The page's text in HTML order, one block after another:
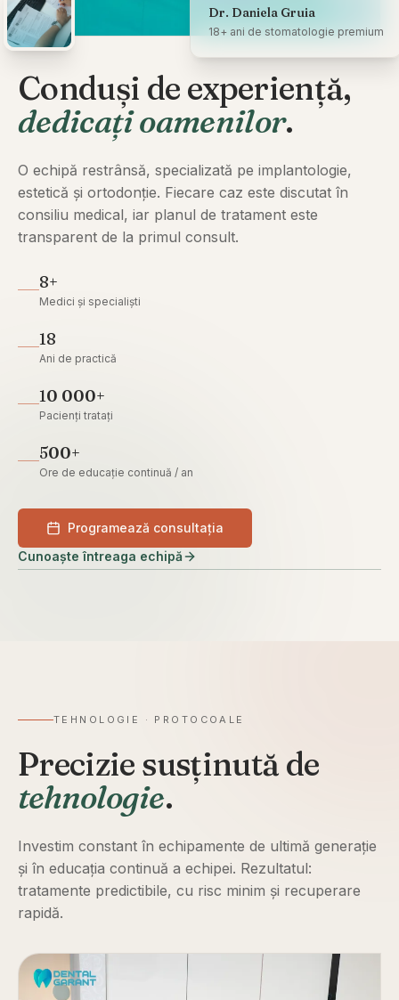
Dr. Daniela Gruia
18+ ani de stomatologie premium
Conduși de experiență,
dedicați oamenilor.
O echipă restrânsă, specializată pe implantologie,
estetică și ortodonție. Fiecare caz este discutat în
consiliu medical, iar planul de tratament este
transparent de la primul consult.
8+
Medici și specialiști
18
Ani de practică
10 000+
Pacienți tratați
500+
Ore de educație continuă / an
Programează consultația
Cunoaște întreaga echipă
02
TEHNOLOGIE · PROTOCOALE
Precizie susținută de
tehnologie.
Investim constant în echipamente de ultimă generație
și în educația continuă a echipei. Rezultatul:
tratamente predictibile, cu risc minim și recuperare
rapidă.